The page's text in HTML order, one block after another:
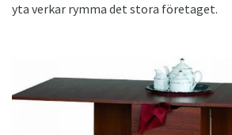
yta verkar rymma det stora företaget.